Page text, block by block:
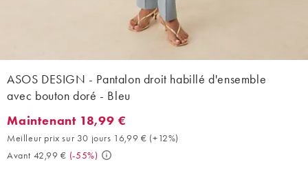
ASOS DESIGN - Pantalon droit habillé d'ensemble
avec bouton doré - Bleu
Maintenant 18,99 €. Meilleur prix sur 30 jours 16,99 € (+12%).
Maintenant 18,99 €
Meilleur prix sur 30 jours 16,99 € (+12%)
Avant 42,99 € (-55%)